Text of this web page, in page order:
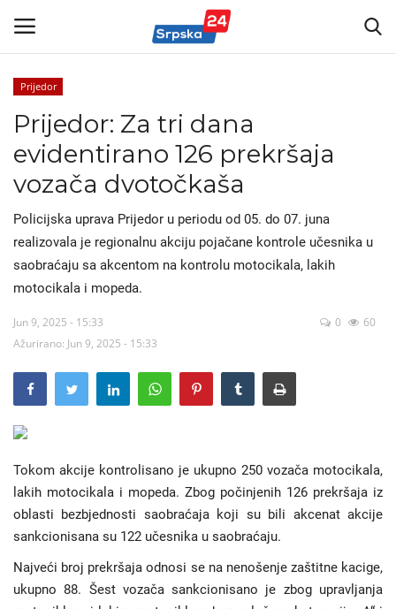
Vijesti
Kontakt
Marketing
Politika
Korona Virus
Auto-moto
Hronika
Gradovi
Turizam
Biznis
Prijedor
Prijedor: Za tri dana
evidentirano 126 prekršaja
vozača dvotočkaša
Policijska uprava Prijedor u periodu od 05. do 07. juna
realizovala je regionalnu akciju pojačane kontrole učesnika u
saobraćaju sa akcentom na kontrolu motocikala, lakih
motocikala i mopeda.
Jun 9, 2025 - 15:33
Ažurirano: Jun 9, 2025 - 15:33
0 60
Tokom akcije kontrolisano je ukupno 250 vozača motocikala,
lakih motocikala i mopeda. Zbog počinjenih 126 prekršaja iz
oblasti bezbjednosti saobraćaja koji su bili akcenat akcije
sankcionisana su 122 učesnika u saobraćaju.
Najveći broj prekršaja odnosi se na nenošenje zaštitne kacige,
ukupno 88. Šest vozača sankcionisano je zbog upravljanja